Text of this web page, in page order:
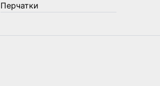
Перчатки